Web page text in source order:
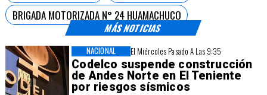
MÁS NOTICIAS
El Miércoles Pasado A Las 9:35
Codelco suspende construcción
de Andes Norte en El Teniente
por riesgos sísmicos
NACIONAL
BRIGADA MOTORIZADA N° 24 HUAMACHUCO